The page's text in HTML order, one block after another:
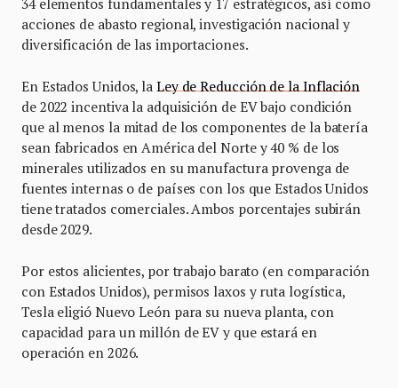
acciones de abasto regional, investigación nacional y
diversificación de las importaciones.
En Estados Unidos, la Ley de Reducción de la Inflación
de 2022 incentiva la adquisición de EV bajo condición
que al menos la mitad de los componentes de la batería
sean fabricados en América del Norte y 40 % de los
minerales utilizados en su manufactura provenga de
fuentes internas o de países con los que Estados Unidos
tiene tratados comerciales. Ambos porcentajes subirán
desde 2029.
Por estos alicientes, por trabajo barato (en comparación
con Estados Unidos), permisos laxos y ruta logística,
Tesla eligió Nuevo León para su nueva planta, con
capacidad para un millón de EV y que estará en
operación en 2026.